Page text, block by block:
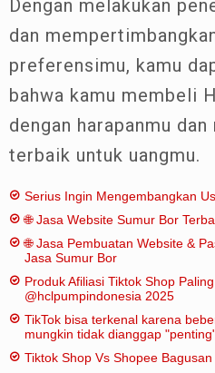
Dengan melakukan
dan
preferensimu, kamu
bahwa kamu membeli
dengan harapanmu
terbaik untuk uangmu.
Serius Ingin Mengembangkan
🌐 Jasa Website Sumur Bor
🌐 Jasa Pembuatan Website &
Jasa Sumur Bor
Produk Afiliasi Tiktok Shop
@hclpumpindonesia 2025
TikTok bisa terkenal karena
mungkin tidak dianggap
Tiktok Shop Vs Shopee